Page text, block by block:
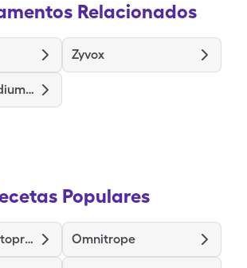
Relacionados
Zyvox
Linezolid In Sodium Chloride
Populares
Tartrato de metoprolol Omnitrope